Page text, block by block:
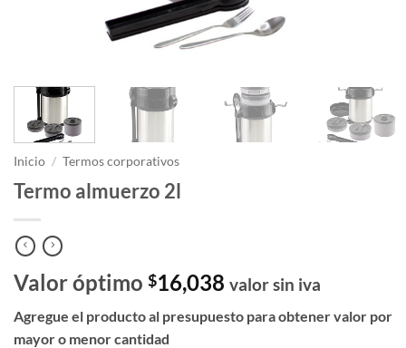
Inicio / Termos corporativos
Termo almuerzo 2l
Valor óptimo $16,038 valor sin iva
Agregue el producto al presupuesto para obtener valor por
mayor o menor cantidad